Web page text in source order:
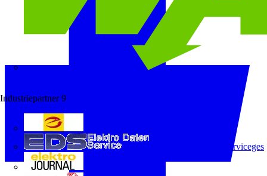
Industriepartner 9
ELEKTRO Daten Serviceges